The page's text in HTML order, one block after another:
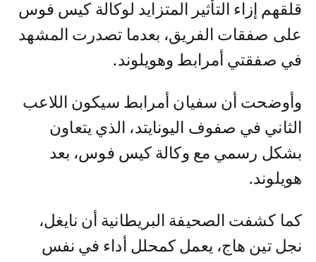
قلقهم إزاء التأثير المتزايد لوكالة كيس فوس
على صفقات الفريق، بعدما تصدرت المشهد
في صفقتي أمرابط وهويلوند.
وأوضحت أن سفيان أمرابط سيكون اللاعب
الثاني في صفوف اليونايتد، الذي يتعاون
بشكل رسمي مع وكالة كيس فوس، بعد
هويلوند.
كما كشفت الصحيفة البريطانية أن نايغل،
نجل تين هاج، يعمل كمحلل أداء في نفس